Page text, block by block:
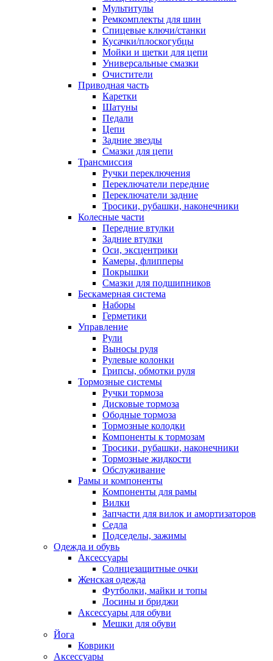
Мультитулы
Ремкомплекты для шин
Спицевые ключи/станки
Кусачки/плоскогубцы
Мойки и щетки для цепи
Универсальные смазки
Очистители
Приводная часть
Каретки
Шатуны
Педали
Цепи
Задние звезды
Смазки для цепи
Трансмиссия
Ручки переключения
Переключатели передние
Переключатели задние
Тросики, рубашки, наконечники
Колесные части
Передние втулки
Задние втулки
Оси, эксцентрики
Камеры, флипперы
Покрышки
Смазки для подшипников
Бескамерная система
Наборы
Герметики
Управление
Рули
Выносы руля
Рулевые колонки
Грипсы, обмотки руля
Тормозные системы
Ручки тормоза
Дисковые тормоза
Ободные тормоза
Тормозные колодки
Компоненты к тормозам
Тросики, рубашки, наконечники
Тормозные жидкости
Обслуживание
Рамы и компоненты
Компоненты для рамы
Вилки
Запчасти для вилок и амортизаторов
Седла
Подседелы, зажимы
Одежда и обувь
Аксессуары
Солнцезащитные очки
Женская одежда
Футболки, майки и топы
Лосины и бриджи
Аксессуары для обуви
Мешки для обуви
Йога
Коврики
Аксессуары